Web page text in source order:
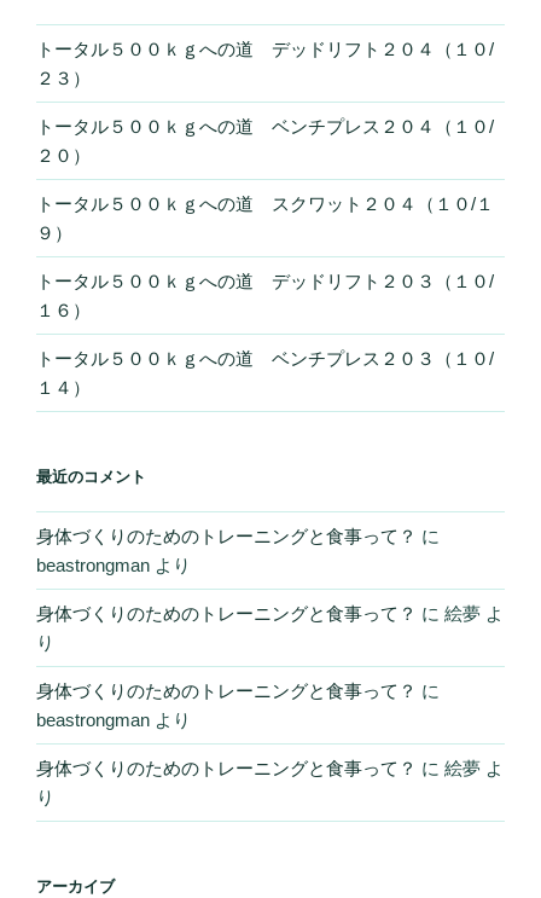
トータル５００ｋｇへの道 デッドリフト２０４（１０/
２３）
トータル５００ｋｇへの道 ベンチプレス２０４（１０/
２０）
トータル５００ｋｇへの道 スクワット２０４（１０/１
９）
トータル５００ｋｇへの道 デッドリフト２０３（１０/
１６）
トータル５００ｋｇへの道 ベンチプレス２０３（１０/
１４）
最近のコメント
身体づくりのためのトレーニングと食事って？ に
beastrongman より
身体づくりのためのトレーニングと食事って？ に 絵夢 よ
り
身体づくりのためのトレーニングと食事って？ に
beastrongman より
身体づくりのためのトレーニングと食事って？ に 絵夢 よ
り
アーカイブ